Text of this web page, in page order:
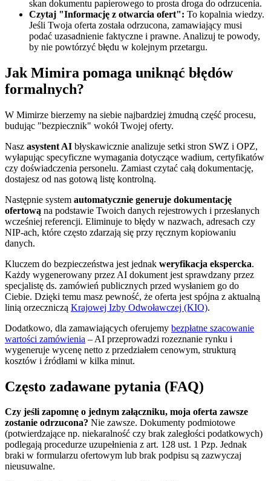
skan dokumentu papierowego to prosta droga do odrzucenia.
Czytaj "Informację z otwarcia ofert": To kopalnia wiedzy.
Jeśli Twoja oferta została odrzucona, zamawiający musi
podać uzasadnienie faktyczne i prawne. Analizuj te powody,
by nie powtórzyć błędu w kolejnym przetargu.
Jak Mimira pomaga uniknąć błędów
formalnych?
W Mimirze bierzemy na siebie najbardziej żmudną część procesu,
budując "bezpiecznik" wokół Twojej oferty.
Nasz asystent AI błyskawicznie analizuje setki stron SWZ i OPZ,
wyłapując specyficzne wymagania dotyczące wadium, certyfikatów
czy doświadczenia personelu. Zamiast czytać całą dokumentację,
dostajesz od nas gotową listę kontrolną.
Następnie system automatycznie generuje dokumentację
ofertową na podstawie Twoich danych rejestrowych i przesłanych
wcześniej referencji. Eliminuje to błędy w nazwach, adresach czy
NIP-ach, które często zdarzają się przy ręcznym kopiowaniu
danych.
Kluczem do bezpieczeństwa jest jednak weryfikacja ekspercka.
Każdy wygenerowany przez AI dokument jest sprawdzany przez
specjalistę ds. zamówień publicznych przed wysłaniem go do
Ciebie. Dzięki temu masz pewność, że oferta jest spójna z aktualną
linią orzeczniczą Krajowej Izby Odwoławczej (KIO).
Dodatkowo, dla zamawiających oferujemy bezpłatne szacowanie
wartości zamówienia – AI przeprowadzi rozeznanie rynku i
wygeneruje wycenę netto z przedziałem cenowym, strukturą
kosztów i źródłami w kilka minut.
Często zadawane pytania (FAQ)
Czy jeśli zapomnę o jednym załączniku, moja oferta zawsze
zostanie odrzucona? Nie zawsze. Dokumenty podmiotowe
(potwierdzające np. niekaralność czy brak zaległości podatkowych)
podlegają procedurze uzupełnienia z art. 128 ust. 1 Pzp. Jednak
braki w formularzu ofertowym lub brak podpisu są zazwyczaj
nieusuwalne.